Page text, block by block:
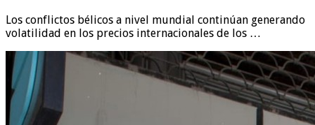
Los conflictos bélicos a nivel mundial continúan generando
volatilidad en los precios internacionales de los …